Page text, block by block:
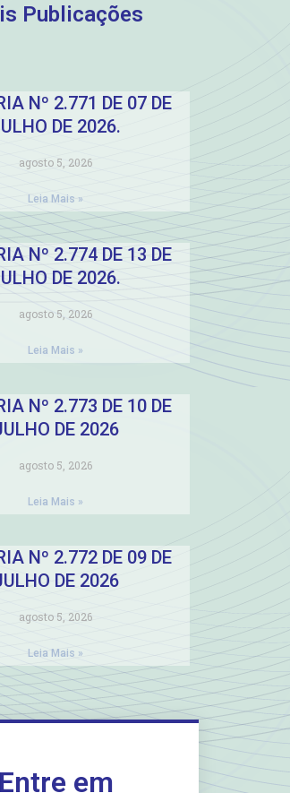
Publicações
Nº 2.771 DE 07 DE
DE 2026.
agosto 5, 2026
Leia Mais »
Nº 2.774 DE 13 DE
DE 2026.
agosto 5, 2026
Leia Mais »
Nº 2.773 DE 10 DE
DE 2026
agosto 5, 2026
Leia Mais »
Nº 2.772 DE 09 DE
DE 2026
agosto 5, 2026
Leia Mais »
Entre em